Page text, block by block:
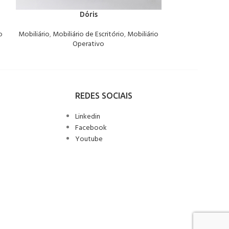
Dóris
Mobiliário,Mobiliário de Escritório,Mobiliário
Operativo
REDES SOCIAIS
Linkedin
Facebook
Youtube